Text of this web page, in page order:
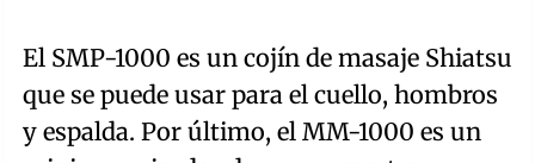
El SMP-1000 es un cojín de masaje Shiatsu
que se puede usar para el cuello, hombros
y espalda. Por último, el MM-1000 es un